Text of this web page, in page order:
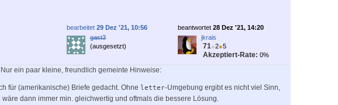
beantwortet 28 Dez '21, 14:20
jkrais
71●2●5
Akzeptiert-Rate: 0%
bearbeitet 29 Dez '21, 10:56
gast3
(ausgesetzt)
ein paar kleine, freundlich gemeinte Hinweise:
für (amerikanische) Briefe gedacht. Ohne letter-Umgebung ergibt es nicht viel Sinn,
wäre dann immer min. gleichwertig und oftmals die bessere Lösung.